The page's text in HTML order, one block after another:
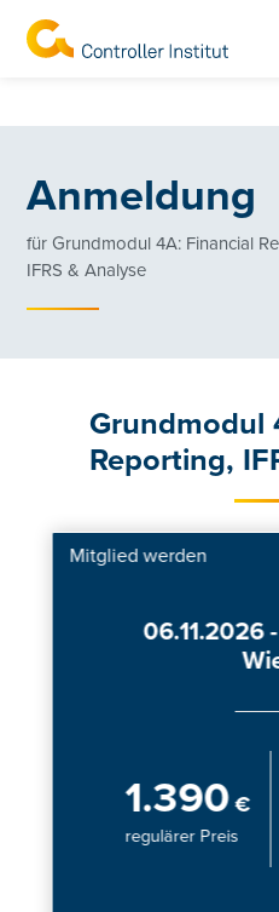
Anmeldung
für Grundmodul 4A: Financial
IFRS & Analyse
Grundmodul
Reporting,
Mitglied werden
06.11.2026
1.390 €
regulärer Preis